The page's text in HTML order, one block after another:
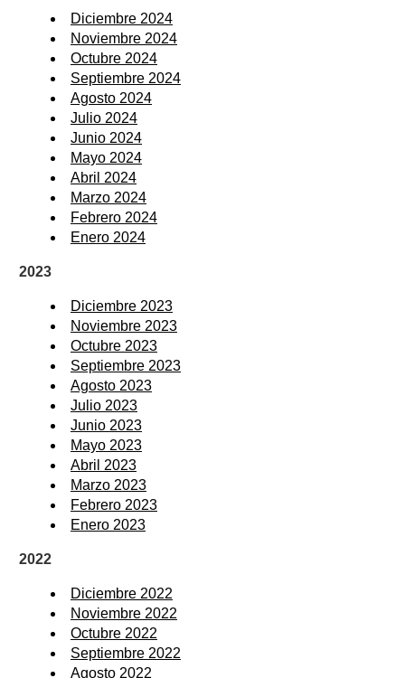
Diciembre 2024
Noviembre 2024
Octubre 2024
Septiembre 2024
Agosto 2024
Julio 2024
Junio 2024
Mayo 2024
Abril 2024
Marzo 2024
Febrero 2024
Enero 2024
2023
Diciembre 2023
Noviembre 2023
Octubre 2023
Septiembre 2023
Agosto 2023
Julio 2023
Junio 2023
Mayo 2023
Abril 2023
Marzo 2023
Febrero 2023
Enero 2023
2022
Diciembre 2022
Noviembre 2022
Octubre 2022
Septiembre 2022
Agosto 2022